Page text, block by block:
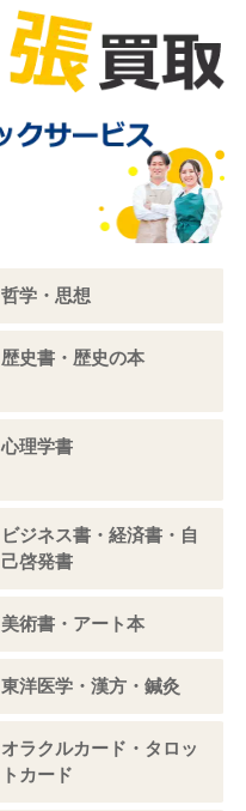
哲学・思想
歴史書・歴史の本
心理学書
ビジネス書・経済書・自
己啓発書
美術書・アート本
東洋医学・漢方・鍼灸
オラクルカード・タロッ
トカード